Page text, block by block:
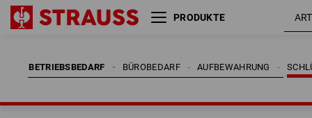
PRODUKTE
BETRIEBSBEDARF AUFBEWAHRUNG
BÜROBEDARF
BETRIEBSBEDARF AUFBEWAHRUNG
BÜROBEDARF